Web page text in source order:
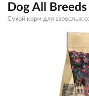
Dog All
Сухой корм для взрослых